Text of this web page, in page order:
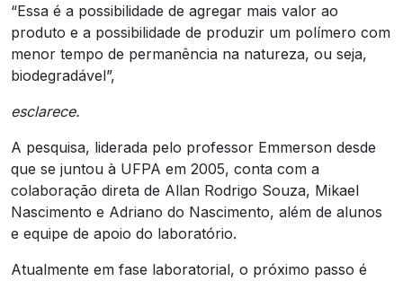
“Essa é a possibilidade de agregar mais valor ao
produto e a possibilidade de produzir um polímero com
menor tempo de permanência na natureza, ou seja,
biodegradável”,
esclarece.
A pesquisa, liderada pelo professor Emmerson desde
que se juntou à UFPA em 2005, conta com a
colaboração direta de Allan Rodrigo Souza, Mikael
Nascimento e Adriano do Nascimento, além de alunos
e equipe de apoio do laboratório.
Atualmente em fase laboratorial, o próximo passo é